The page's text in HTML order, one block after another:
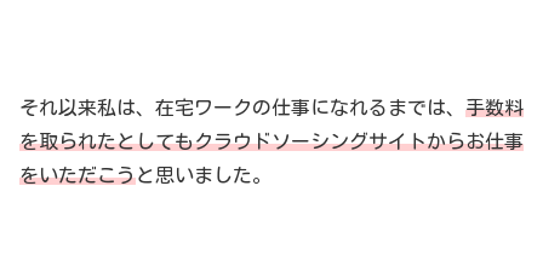
それ以来私は、在宅ワークの仕事になれるまでは、 手数料
を取られたとしてもクラウドソーシングサイトからお仕事
をいただこうと思いました。